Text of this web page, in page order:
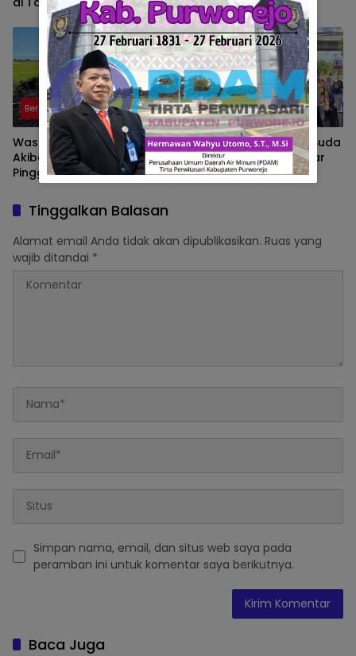
Beroperasi Tanpa AMDAL
Demonstrasi di Kantor
Gubernur
Berita
Waspadai Kecelakaan
Akibat Asap Pembakaran
Pinggir Tol, Pengemudii
Diminta Lakukan Tips ini
Berita
Aliansi Mahasiswa Pemuda
Sumatera Selatan Gelar
Aksi di Kejati Sumsel,
Serahkan Laporan Dugaan
Tinggalkan Balasan
Alamat email Anda tidak akan dipublikasikan. Ruas yang
wajib ditandai *
Simpan nama, email, dan situs web saya pada
peramban ini untuk komentar saya berikutnya.
Baca Juga